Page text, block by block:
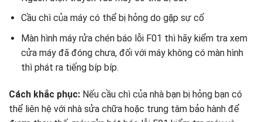
Cầu chì của máy có thể bị hỏng do gặp sự cố
Màn hình máy rửa chén báo lỗi F01 thì hãy kiểm tra xem
cửa máy đã đóng chưa, đối với máy không có màn hình
thì phát ra tiếng bíp bíp.
Cách khắc phục: Nếu cầu chì của nhà bạn bị hỏng bạn có
thể liên hệ với nhà sửa chữa hoặc trung tâm bảo hành để